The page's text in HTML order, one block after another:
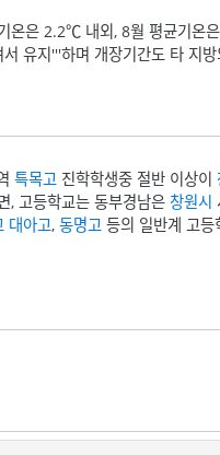
온은 2.2℃ 내외, 8월 평균기온
유지'''하며 개장기간도 타 지
특목고 진학학생중 절반 이상이
, 고등학교는 동부경남은 창원시
대아고, 동명고 등의 일반계 고